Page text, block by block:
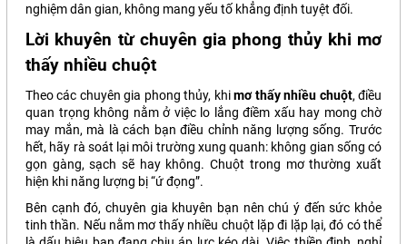
nghiệm dân gian, không mang yếu tố khẳng định tuyệt đối.
Lời khuyên từ chuyên gia phong thủy khi mơ
thấy nhiều chuột
Theo các chuyên gia phong thủy, khimơ thấy nhiều chuột, điều
quan trọng không nằm ở việc lo lắng điềm xấu hay mong chờ
may mắn, mà là cách bạn điều chỉnh năng lượng sống. Trước
hết, hãy rà soát lại môi trường xung quanh: không gian sống có
gọn gàng, sạch sẽ hay không. Chuột trong mơ thường xuất
hiện khi năng lượng bị “ứ đọng”.
Bên cạnh đó, chuyên gia khuyên bạn nên chú ý đến sức khỏe
tinh thần. Nếu nằm mơ thấy nhiều chuột lặp đi lặp lại, đó có thể